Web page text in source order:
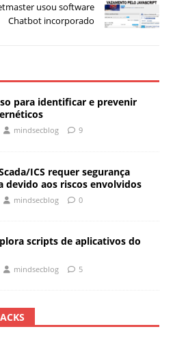
usou software
Chatbot incorporado
para identificar e prevenir
mindsecblog 9
ICS requer segurança
devido aos riscos envolvidos
mindsecblog 0
scripts de aplicativos do
mindsecblog 5